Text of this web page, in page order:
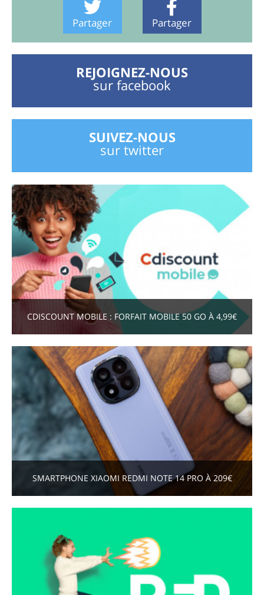
Partager Partager
REJOIGNEZ-NOUS
sur facebook
SUIVEZ-NOUS
sur twitter
CDISCOUNT MOBILE : FORFAIT MOBILE 50 GO À 4,99€
SMARTPHONE XIAOMI REDMI NOTE 14 PRO À 209€